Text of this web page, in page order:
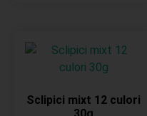
Sclipici mixt 12 culori
30g